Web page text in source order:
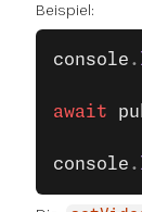
Beispiel:
console .
await
console .